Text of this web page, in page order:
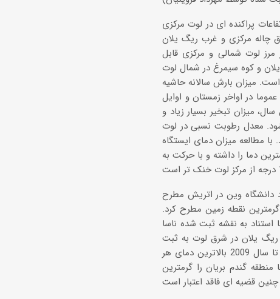
در حدود 3% کاهش می یابد. ارتفاعات پراکنده ای در لوت مرکزی
چاله مرکزی و غرب ریگ یلان
مرز لوت شمالی و مرکزی قابل
و کوه سیمرغ در شمال لوت
میزان بارش سالانه حاشیه
از 50 میلیمتر است. بارش ها عموما در اواخر زمستان و اوایل
میزان تبخیر بسیار زیاد و
شود. معدل رطوبت نسبی در لوت
از 10% است و گاهی تا حدود 0% تنزل میکند. با مطالعه میزان دمای ایستگاه
دما را داشته و با حرکت به
پروفسور استراتیل استاد دانشگاه وین در اتریش مطرح
نقطه زمین مطرح کرد.
استناد به نقشه ثبت شده ناسا
زمین 70.3 درجه سانتیگراد در سال 2003 در منطقه ریگ یلان در شرق لوت به ثبت
رسیده است. این دما هرگز در لوت تکرار نشد ولی بعد از این سال منطقه ریگ یلان تا سال 2009 بالاترین دمای هر
گندم بریان را گرمترین